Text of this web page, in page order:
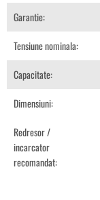
Garantie:
Tensiune nominala:
Capacitate:
Dimensiuni:
Redresor /
incarcator
recomandat: